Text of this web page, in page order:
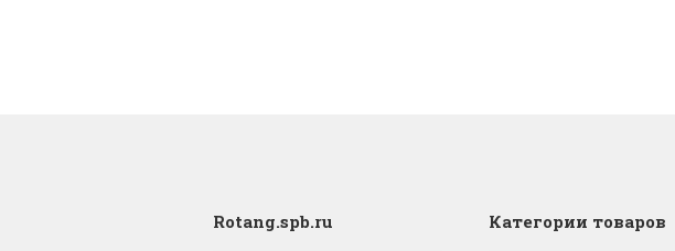
Rotang.spb.ru Категории товаров